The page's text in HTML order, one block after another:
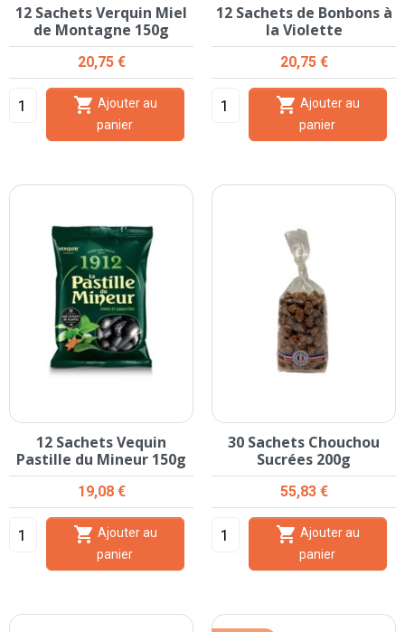
12 Sachets Verquin Miel
de Montagne 150g
Prix
20,75 €

panier
12 Sachets de Bonbons à
la Violette
Prix
20,75 €

panier
12 Sachets Vequin
Pastille du Mineur 150g
Prix
19,08 €

panier
30 Sachets Chouchou
Sucrées 200g
Prix
55,83 €

panier